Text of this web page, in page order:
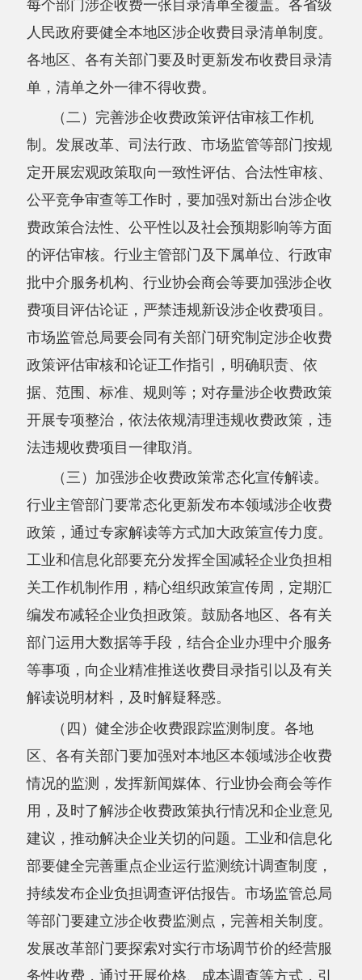
定开展宏观政策取向一致性评估、合法性审核、
公平竞争审查等工作时，要加强对新出台涉企收
费政策合法性、公平性以及社会预期影响等方面
的评估审核。行业主管部门及下属单位、行政审
批中介服务机构、行业协会商会等要加强涉企收
费项目评估论证，严禁违规新设涉企收费项目。
据、范围、标准、规则等；对存量涉企收费政策
开展专项整治，依法依规清理违规收费政策，违
法违规收费项目一律取消。
（三）加强涉企收费政策常态化宣传解读。
行业主管部门要常态化更新发布本领域涉企收费
政策，通过专家解读等方式加大政策宣传力度。
工业和信息化部要充分发挥全国减轻企业负担相
关工作机制作用，精心组织政策宣传周，定期汇
部门运用大数据等手段，结合企业办理中介服务
等事项，向企业精准推送收费目录指引以及有关
解读说明材料，及时解疑释惑。
（四）健全涉企收费跟踪监测制度。各地
区、各有关部门要加强对本地区本领域涉企收费
情况的监测，发挥新闻媒体、行业协会商会等作
用，及时了解涉企收费政策执行情况和企业意见
持续发布企业负担调查评估报告。市场监管总局
等部门要建立涉企收费监测点，完善相关制度。
发展改革部门要探索对实行市场调节价的经营服
务性收费，通过开展价格、成本调查等方式，引
导有关涉企收费主体合理合规收费。
（五）健全涉企收费问题线索收集和处理机
制。 各地区、各有关部门要通过在门户网站设立
集涉企违规收费问题线索和意见建议；健全涉企
违规收费投诉举报问题线索处理规定，细化完善
登记、受理、转办、处理、反馈等各环节流程和
要求；综合利用市场监管、行业监管、信用监管
等手段，依法加大对违规收费主体的惩戒力度；
重大违纪违法问题线索依法按程序移交纪检监察